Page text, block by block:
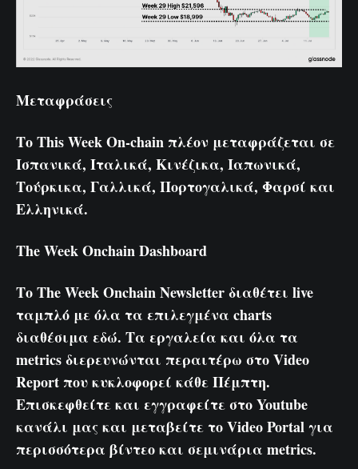
Μεταφράσεις
Το This Week On-chain πλέον μεταφράζεται σε
Ισπανικά, Ιταλικά, Κινέζικα, Ιαπωνικά,
Τούρκικα, Γαλλικά, Πορτογαλικά, Φαρσί και
Ελληνικά.
The Week Onchain Dashboard
Το The Week Onchain Newsletter διαθέτει live
ταμπλό με όλα τα επιλεγμένα charts
διαθέσιμα εδώ. Τα εργαλεία και όλα τα
metrics διερευνώνται περαιτέρω στο Video
Report που κυκλοφορεί κάθε Πέμπτη.
Επισκεφθείτε και εγγραφείτε στοYoutube
κανάλι μαςκαι μεταβείτε τοVideo Portalγια
περισσότερα βίντεο και σεμινάρια metrics.